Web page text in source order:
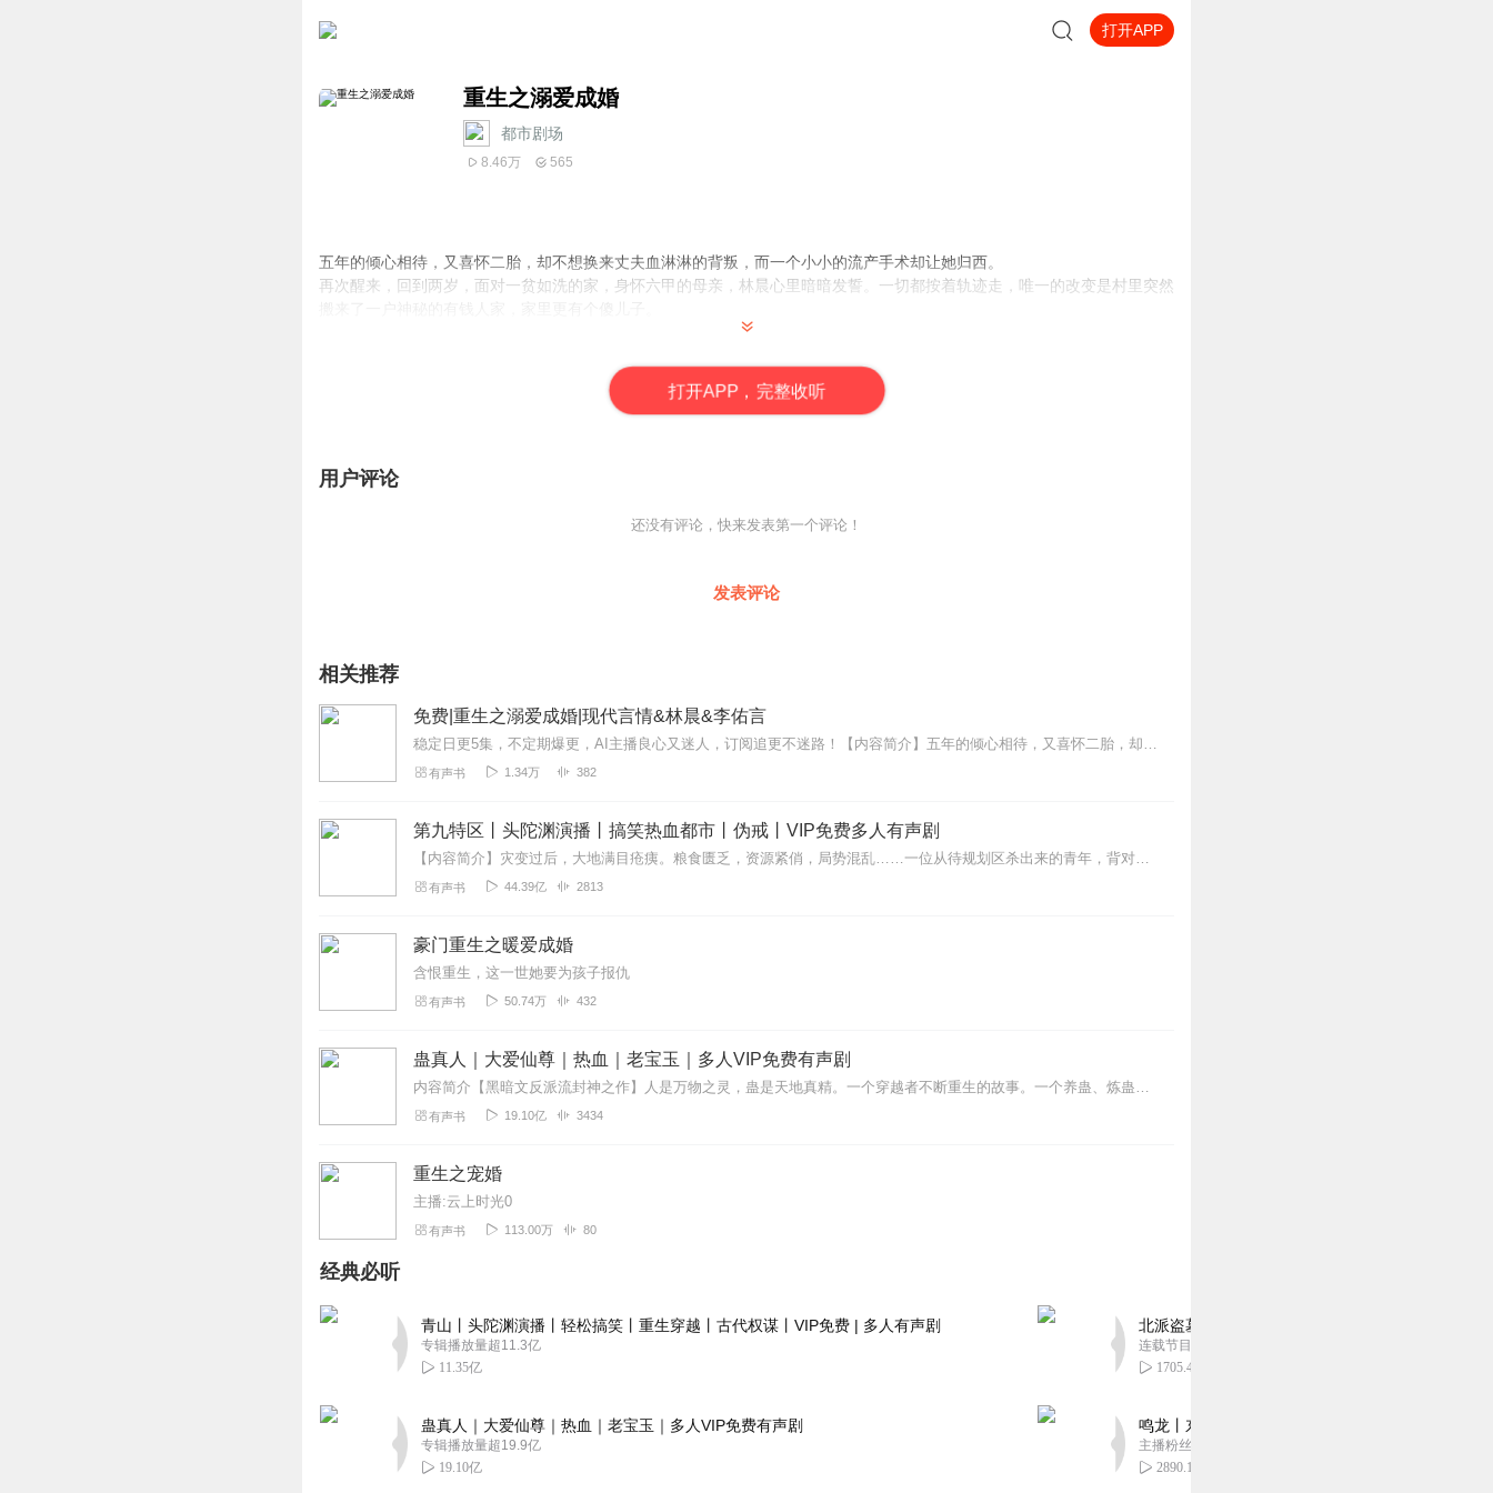
打开APP
重生之溺爱成婚
都市剧场
8.46万 565
五年的倾心相待，又喜怀二胎，却不想换来丈夫血淋淋的背叛，而一个小小的流产手术却让她归西。
再次醒来，回到两岁，面对一贫如洗的家，身怀六甲的母亲，林晨心里暗暗发誓。一切都按着轨迹走，唯一的改变是村里突然
3、如在充值
打开APP，完整收听
用户评论
还没有评论，快来发表第一个评论！
发表评论
相关推荐
免费|重生之溺爱成婚|现代言情&林晨&李佑言
稳定日更5集，不定期爆更，AI主播良心又迷人，订阅追更不迷路！【内容简介】五年的倾心相待，又喜怀二胎，却不想换来丈夫血淋淋的背叛，而一个小小的流产手...
有声书 1.34万 382
第九特区丨头陀渊演播丨搞笑热血都市丨伪戒丨VIP免费多人有声剧
【内容简介】灾变过后，大地满目疮痍。粮食匮乏，资源紧俏，局势混乱……一位从待规划区杀出来的青年，背对着漫天黄沙，孤身来到九区谋生，却不曾想偶然结识三五好友，一念...
有声书 44.39亿 2813
豪门重生之暖爱成婚
含恨重生，这一世她要为孩子报仇
有声书 50.74万 432
蛊真人｜大爱仙尊｜热血｜老宝玉｜多人VIP免费有声剧
内容简介【黑暗文反派流封神之作】人是万物之灵，蛊是天地真精。一个穿越者不断重生的故事。一个养蛊、炼蛊、用蛊的奇特世界。配音组（男角色）老宝玉旁白...
有声书 19.10亿 3434
重生之宠婚
主播:云上时光0
有声书 113.00万 80
经典必听
青山丨头陀渊演播丨轻松搞笑丨重生穿越丨古代权谋丨VIP免费 | 多人有声剧
专辑播放量超11.3亿
11.35亿
蛊真人｜大爱仙尊｜热血｜老宝玉｜多人VIP免费有声剧
专辑播放量超19.9亿
19.10亿
北派盗墓笔记丨头陀渊出品丨悬疑灵异丨摸金校尉
连载节目超五百集
1705.48万
鸣龙丨东方玄幻丨紫襟团队丨轻松搞笑丨多人有声
主播粉丝2836万
2890.12万